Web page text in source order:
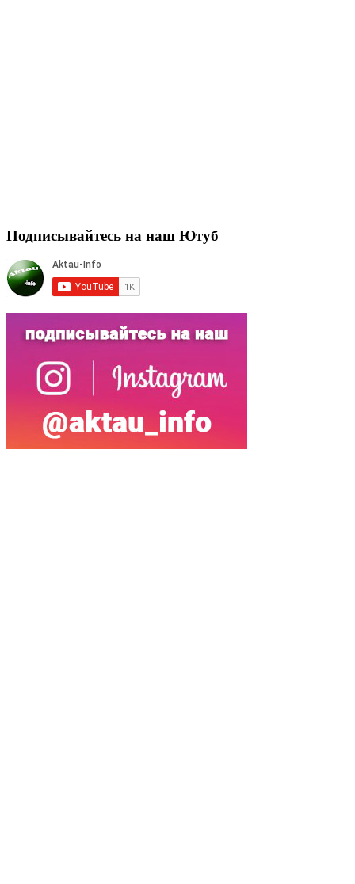
Подписывайтесь на наш Ютуб